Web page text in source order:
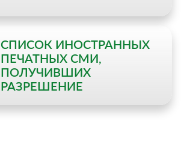
СПИСОК ИНОСТРАННЫХ
ПЕЧАТНЫХ СМИ,
ПОЛУЧИВШИХ
РАЗРЕШЕНИЕ